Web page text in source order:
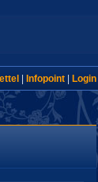
Infopoint| Login